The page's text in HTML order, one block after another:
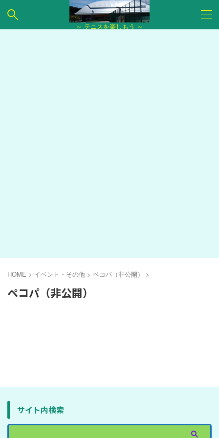
～ テニスを楽しもう ～
HOME > イベント・その他 > ペコパ（非公開） >
ペコパ（非公開）
サイト内検索